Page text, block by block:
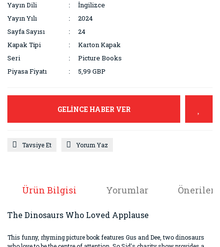
Yayın Dili
İngilizce
Yayın Yılı
2024
Sayfa Sayısı
24
Kapak Tipi
Karton Kapak
Seri
Picture Books
Piyasa Fiyatı
5,99 GBP
GELİNCE HABER VER
Tavsiye Et Yorum Yaz
Ürün Bilgisi Yorumlar
The Dinosaurs Who Loved Applause
This funny, rhyming picture book features Gus and Dee, two dinosaurs